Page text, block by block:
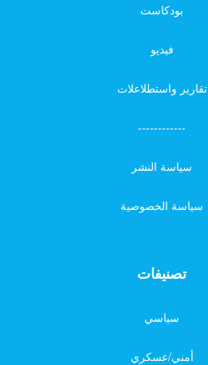
بودكاست
فيديو
تقارير واستطلاعلات
------------
سياسة النشر
سياسة الخصوصية
تصنيفات
سياسي
أمني/عسكري